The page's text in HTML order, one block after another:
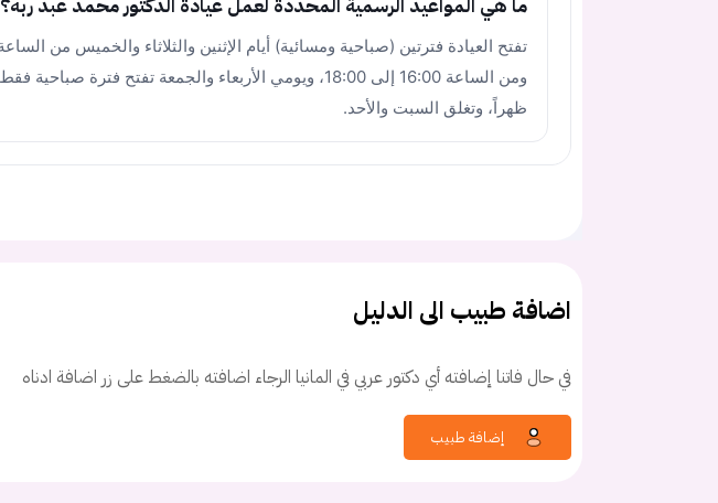
كلمه السر هل نسيت كلمة السر؟
ما هي المواعيد الرسمية المحددة لعمل عيادة الدكتور محمد عبد ربه؟
ظهراً، وتغلق السبت والأحد.
اضافة طبيب الى الدليل
في حال فاتنا إضافته أي دكتور عربي في المانيا الرجاء اضافته بالضغط على زر اضافة ادناه